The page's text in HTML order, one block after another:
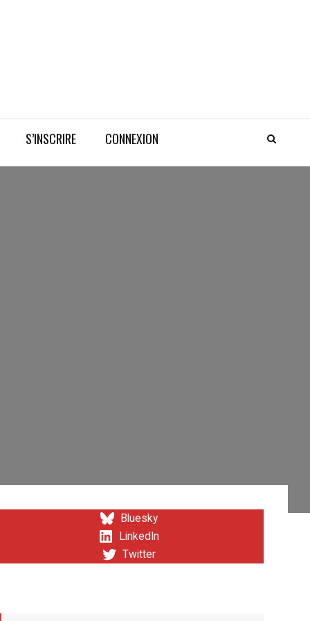
S’INSCRIRE CONNEXION
Bluesky
LinkedIn
Twitter